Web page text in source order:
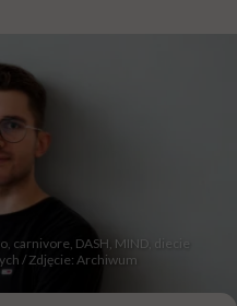
carnivore, DASH, MIND, diecie
/ Zdjęcie: Archiwum